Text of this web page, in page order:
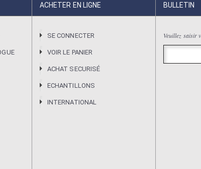
ACHETER EN LIGNE
SE CONNECTER
VOIR LE PANIER
ACHAT SECURISÉ
ECHANTILLONS
INTERNATIONAL
BULLETIN
Veuillez saisir